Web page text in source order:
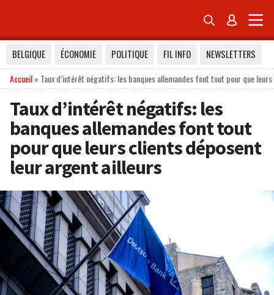
 
BELGIQUE ÉCONOMIE POLITIQUE FIL INFO
NEWSLETTERS
Accueil» Taux d’intérêt négatifs: les banques allemandes font tout pour que
Taux d’intérêt négatifs: les
banques allemandes font tout
pour que leurs clients déposent
leur argent ailleurs